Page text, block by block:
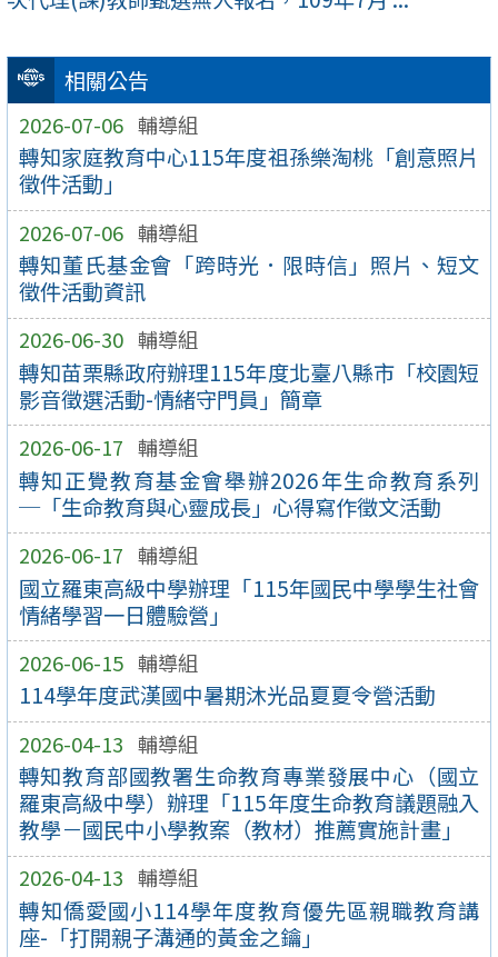
相關公告
2026-07-06 輔導組
轉知家庭教育中心115年度祖孫樂淘桃「創意照片
徵件活動」
2026-07-06 輔導組
轉知董氏基金會「跨時光．限時信」照片、短文
徵件活動資訊
2026-06-30 輔導組
轉知苗栗縣政府辦理115年度北臺八縣市「校園短
影音徵選活動-情緒守門員」簡章
2026-06-17 輔導組
轉知正覺教育基金會舉辦2026年生命教育系列
─「生命教育與心靈成長」心得寫作徵文活動
2026-06-17 輔導組
國立羅東高級中學辦理「115年國民中學學生社會
情緒學習一日體驗營」
2026-06-15 輔導組
114學年度武漢國中暑期沐光品夏夏令營活動
2026-04-13 輔導組
轉知教育部國教署生命教育專業發展中心（國立
羅東高級中學）辦理「115年度生命教育議題融入
教學－國民中小學教案（教材）推薦實施計畫」
2026-04-13 輔導組
轉知僑愛國小114學年度教育優先區親職教育講
座-「打開親子溝通的黃金之鑰」